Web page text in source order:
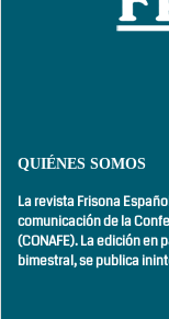
QUIÉNES SOMOS
La revista Frisona
comunicación de la
(CONAFE). La edición en
bimestral,se publica